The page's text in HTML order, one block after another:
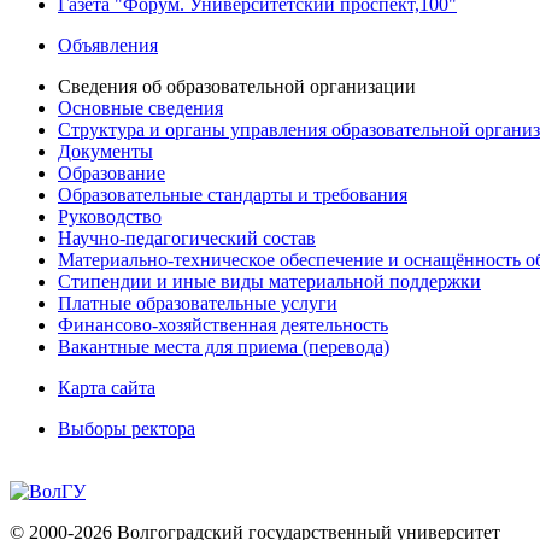
Газета "Форум. Университетский проспект,100"
Объявления
Сведения об образовательной организации
Основные сведения
Структура и органы управления образовательной
Документы
Образование
Образовательные стандарты и требования
Руководство
Научно-педагогический состав
Материально-техническое обеспечение и оснащённость
Стипендии и иные виды материальной поддержки
Платные образовательные услуги
Финансово-хозяйственная деятельность
Вакантные места для приема (перевода)
Карта сайта
Выборы ректора
© 2000-2026 Волгоградский государственный университет